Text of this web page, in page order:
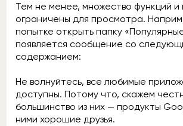
Тем не менее, множество функций и
ограничены для просмотра.
попытке открыть папку
появляется сообщение со
содержанием:
Не волнуйтесь, все любимые
доступны. Потому что, скажем
большинство из них — продукты
ними хорошие друзья.